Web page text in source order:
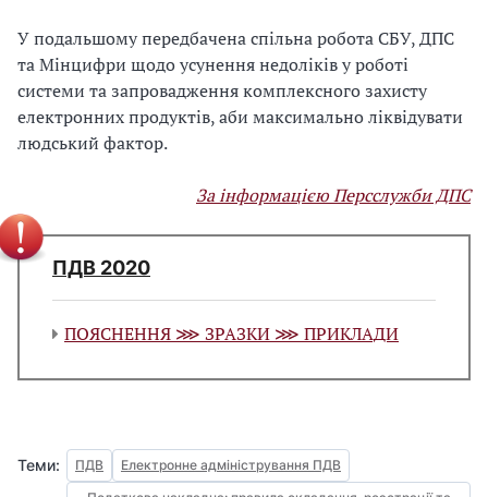
У подальшому передбачена спільна робота СБУ, ДПС
та Мінцифри щодо усунення недоліків у роботі
системи та запровадження комплексного захисту
електронних продуктів, аби максимально ліквідувати
людський фактор.
За інформацією Персслужби ДПС
ПДВ 2020
ПОЯСНЕННЯ ⋙ ЗРАЗКИ ⋙ ПРИКЛАДИ
Теми: ПДВ
Електронне адміністрування ПДВ